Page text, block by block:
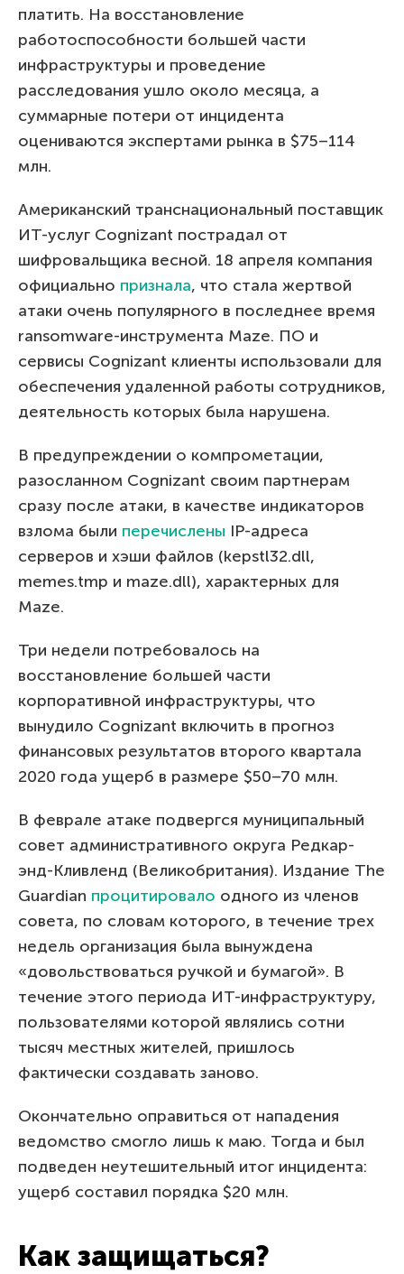
платить. На восстановление
работоспособности большей части
инфраструктуры и проведение
расследования ушло около месяца, а
суммарные потери от инцидента
оцениваются экспертами рынка в $75–114
млн.
Американский транснациональный поставщик
ИТ-услуг Cognizant пострадал от
шифровальщика весной. 18 апреля компания
официально признала, что стала жертвой
атаки очень популярного в последнее время
ransomware-инструмента Maze. ПО и
сервисы Cognizant клиенты использовали для
обеспечения удаленной работы сотрудников,
деятельность которых была нарушена.
В предупреждении о компрометации,
разосланном Cognizant своим партнерам
сразу после атаки, в качестве индикаторов
взлома были перечислены IP-адреса
серверов и хэши файлов (kepstl32.dll,
memes.tmp и maze.dll), характерных для
Maze.
Три недели потребовалось на
восстановление большей части
корпоративной инфраструктуры, что
вынудило Cognizant включить в прогноз
финансовых результатов второго квартала
2020 года ущерб в размере $50–70 млн.
В феврале атаке подвергся муниципальный
совет административного округа Редкар-
энд-Кливленд (Великобритания). Издание The
Guardian процитировало одного из членов
совета, по словам которого, в течение трех
недель организация была вынуждена
«довольствоваться ручкой и бумагой». В
течение этого периода ИТ-инфраструктуру,
пользователями которой являлись сотни
тысяч местных жителей, пришлось
фактически создавать заново.
Окончательно оправиться от нападения
ведомство смогло лишь к маю. Тогда и был
подведен неутешительный итог инцидента:
ущерб составил порядка $20 млн.
Как защищаться?